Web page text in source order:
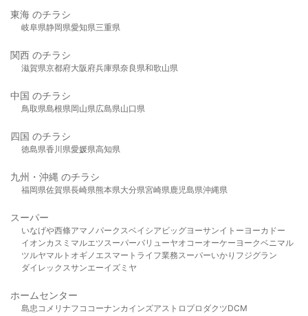
東海 のチラシ
岐阜県静岡県愛知県三重県
関西 のチラシ
滋賀県京都府大阪府兵庫県奈良県和歌山県
中国 のチラシ
鳥取県島根県岡山県広島県山口県
四国 のチラシ
徳島県香川県愛媛県高知県
九州・沖縄 のチラシ
福岡県佐賀県長崎県熊本県大分県宮崎県鹿児島県沖縄県
スーパー
いなげや西條アマノパークスベイシア ビッグヨーサンイトーヨーカドー
イオンカスミ マルエツスーパーバリューヤオコーオーケー ヨークベニマル
ツルヤマルト オギノ エスマート ライフ業務スーパーいかり フジグラン
ダイレックスサンエーイズミヤ
ホームセンター
島忠 コメリ ナフコ コーナンカインズアストロプロダクツDCM